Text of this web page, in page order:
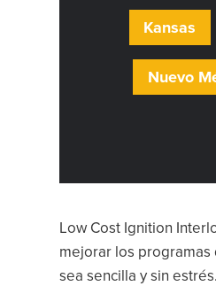
Kansas
Nuevo
Low Cost Ignition
mejorar los
sea sencilla y sin estrés.